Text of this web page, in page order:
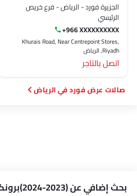
الجزيرة فورد - الرياض - فرع خريص
الرئيسي
+966 XXXXXXXXXX
Khurais Road, Near Centrepoint Stores,
Riyadh, الرياض‎
اتصل بالتاجر
صالات عرض فورد في الرياض‎
بحث إضافي عن (2023-2024)برونكو